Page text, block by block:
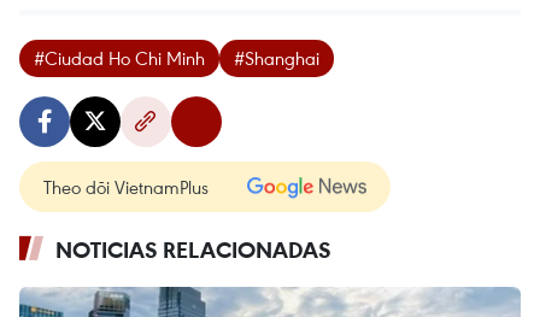
#Ciudad Ho Chi Minh #Shanghai
Theo dõi VietnamPlus
NOTICIAS RELACIONADAS